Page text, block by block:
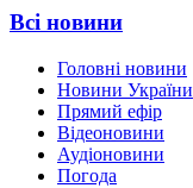
Всі новини
Головні новини
Новини України
Прямий ефір
Відеоновини
Аудіоновини
Погода